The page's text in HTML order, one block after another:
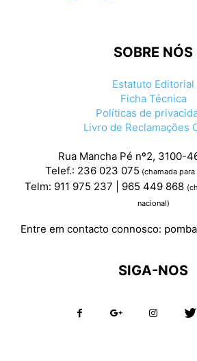
SOBRE NÓS
Estatuto Editorial
Ficha Técnica
Políticas de
Livro de Reclamações
Rua Mancha Pé nº2, 3100-
Telef.: 236 023 075 (chamada
Telm: 911 975 237 | 965 449 868
nacional)
Entre em contacto connosco:
SIGA-NOS